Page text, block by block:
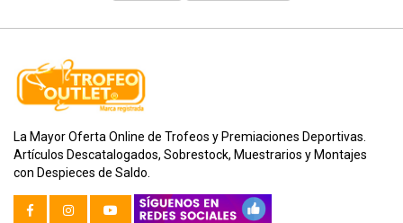
La Mayor Oferta Online de Trofeos y Premiaciones Deportivas.
Artículos Descatalogados, Sobrestock, Muestrarios y Montajes
con Despieces de Saldo.